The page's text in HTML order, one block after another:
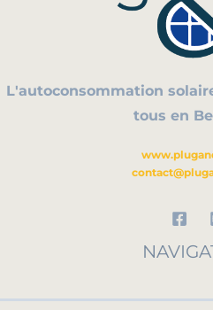
L'autoconsommation
tous en